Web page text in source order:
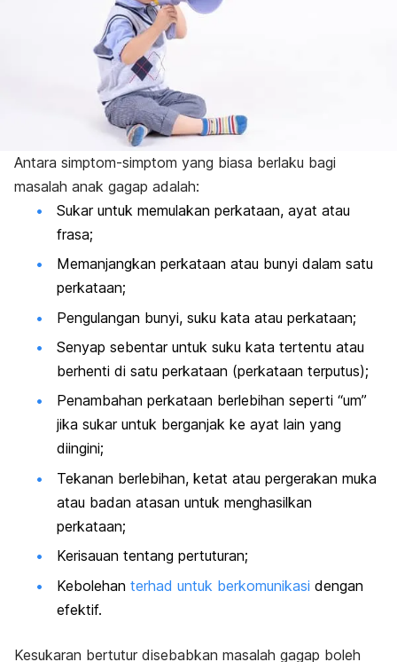
Antara simptom-simptom yang biasa berlaku bagi
masalah anak gagap adalah:
Sukar untuk memulakan perkataan, ayat atau
frasa;
Memanjangkan perkataan atau bunyi dalam satu
perkataan;
Pengulangan bunyi, suku kata atau perkataan;
Senyap sebentar untuk suku kata tertentu atau
berhenti di satu perkataan (perkataan terputus);
Penambahan perkataan berlebihan seperti “um”
jika sukar untuk berganjak ke ayat lain yang
diingini;
Tekanan berlebihan, ketat atau pergerakan muka
atau badan atasan untuk menghasilkan
perkataan;
Kerisauan tentang pertuturan;
Kebolehan terhad untuk berkomunikasi dengan
efektif.
Kesukaran bertutur disebabkan masalah gagap boleh